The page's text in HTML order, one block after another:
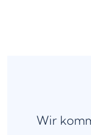
Wir